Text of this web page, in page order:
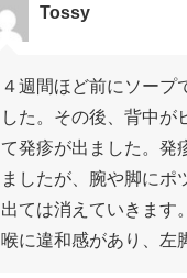
Tossy
４週間ほど前にソープ
した。その後、背中が
て発疹が出ました。発
ましたが、腕や脚にポ
出ては消えていきます
喉に違和感があり、左